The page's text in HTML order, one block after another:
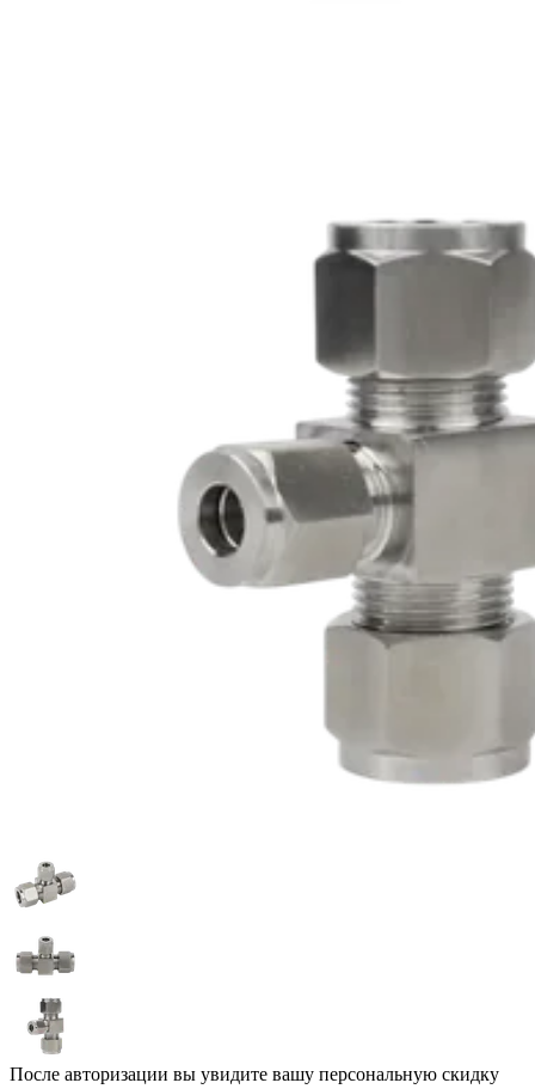
После авторизации вы увидите вашу персональную скидку